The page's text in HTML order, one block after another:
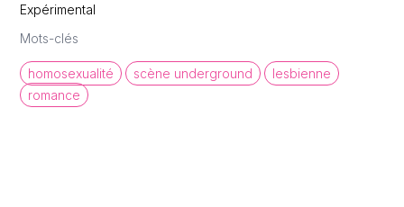
Expérimental
Mots-clés
homosexualité scène underground
lesbienne
romance